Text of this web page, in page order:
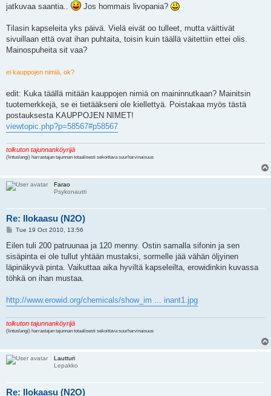
jatkuvaa saantia..
Jos hommais livopania?
Tilasin kapseleita yks päivä. Vielä eivät oo tulleet, mutta väittivät
sivuillaan että ovat ihan puhtaita, toisin kuin täällä väitettiin ettei olis.
Mainospuheita sit vaa?
ei kauppojen nimiä, ok?
edit: Kuka täällä mitään kauppojen nimiä on maininnutkaan? Mainitsin
tuotemerkkejä, se ei tietääkseni ole kiellettyä. Poistakaa myös tästä
postauksesta KAUPPOJEN NIMET!
viewtopic.php?p=58567#p58567
tolkuton tajunnanköyrijä
(lintuslangi) harrastajan tajunnan totaalisesti sekoittava suurharvinaisuus
Farao
Psykonautti
Re: Ilokaasu (N2O)
P
s
Tue 19 Oct 2010, 13:56
Eilen tuli 200 patruunaa ja 120 menny. Ostin samalla sifonin ja sen
sisäpinta ei ole tullut yhtään mustaksi, sormelle jää vähän öljyinen
läpinäkyvä pinta. Vaikuttaa aika hyviltä kapseleilta, erowidinkin kuvassa
töhkä on ihan mustaa.
http://www.erowid.org/chemicals/show_im ... inant1.jpg
tolkuton tajunnanköyrijä
(lintuslangi) harrastajan tajunnan totaalisesti sekoittava suurharvinaisuus
Lautturi
Lepakko
Re: Ilokaasu (N2O)